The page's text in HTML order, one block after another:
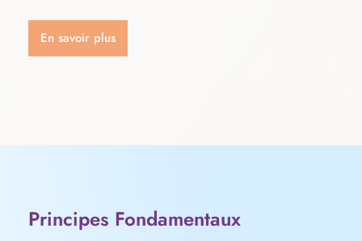
En savoir plus
Principes Fondamentaux